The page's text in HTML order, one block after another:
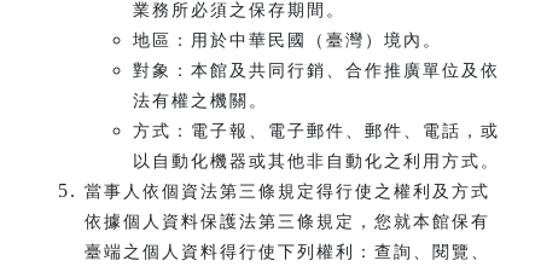
業務所必須之保存期間。
地區：用於中華民國（臺灣）境內。
對象：本館及共同行銷、合作推廣單位及依
法有權之機關。
方式：電子報、電子郵件、郵件、電話，或
以自動化機器或其他非自動化之利用方式。
當事人依個資法第三條規定得行使之權利及方式
依據個人資料保護法第三條規定，您就本館保有
臺端之個人資料得行使下列權利：查詢、閱覽、